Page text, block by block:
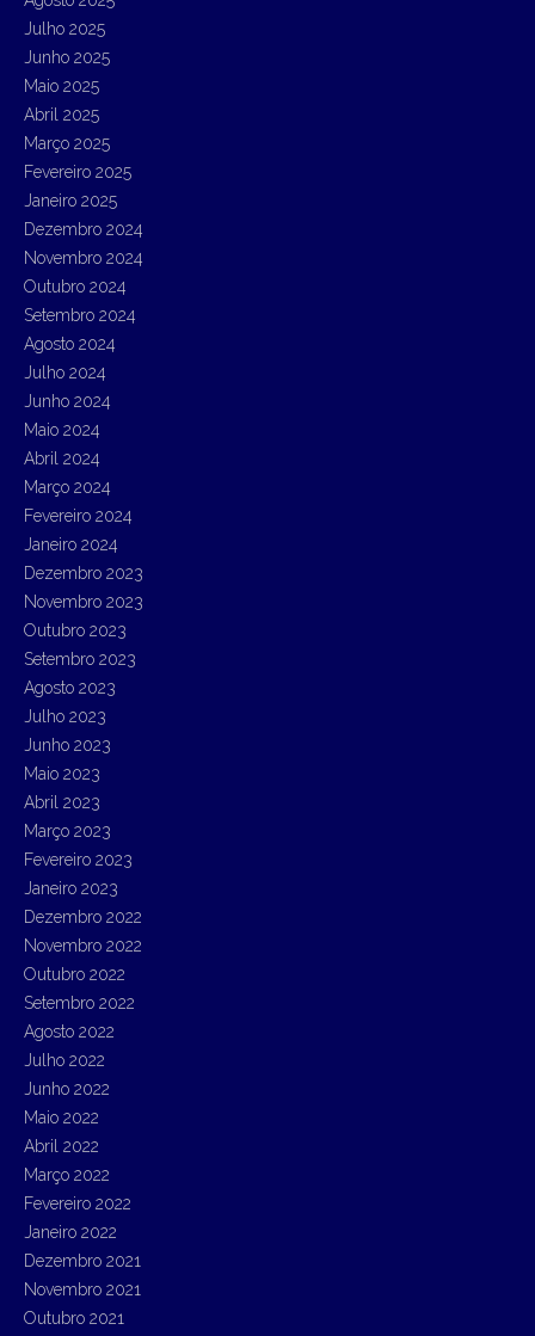
Julho 2025
Junho 2025
Maio 2025
Abril 2025
Março 2025
Fevereiro 2025
Janeiro 2025
Dezembro 2024
Novembro 2024
Outubro 2024
Setembro 2024
Agosto 2024
Julho 2024
Junho 2024
Maio 2024
Abril 2024
Março 2024
Fevereiro 2024
Janeiro 2024
Dezembro 2023
Novembro 2023
Outubro 2023
Setembro 2023
Agosto 2023
Julho 2023
Junho 2023
Maio 2023
Abril 2023
Março 2023
Fevereiro 2023
Janeiro 2023
Dezembro 2022
Novembro 2022
Outubro 2022
Setembro 2022
Agosto 2022
Julho 2022
Junho 2022
Maio 2022
Abril 2022
Março 2022
Fevereiro 2022
Janeiro 2022
Dezembro 2021
Novembro 2021
Outubro 2021